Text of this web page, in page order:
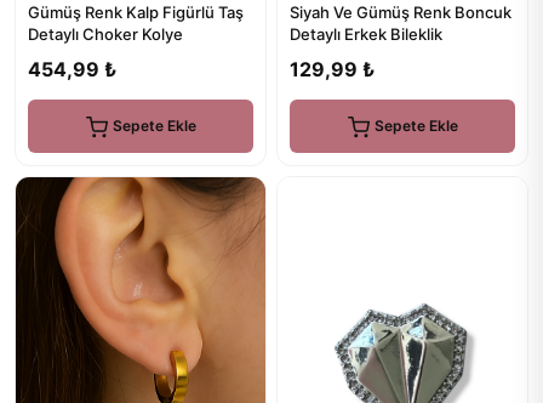
Gümüş Renk Kalp Figürlü Taş
Detaylı Choker Kolye
454,99 ₺
Sepete Ekle
Siyah Ve Gümüş Renk Boncuk
Detaylı Erkek Bileklik
129,99 ₺
Sepete Ekle